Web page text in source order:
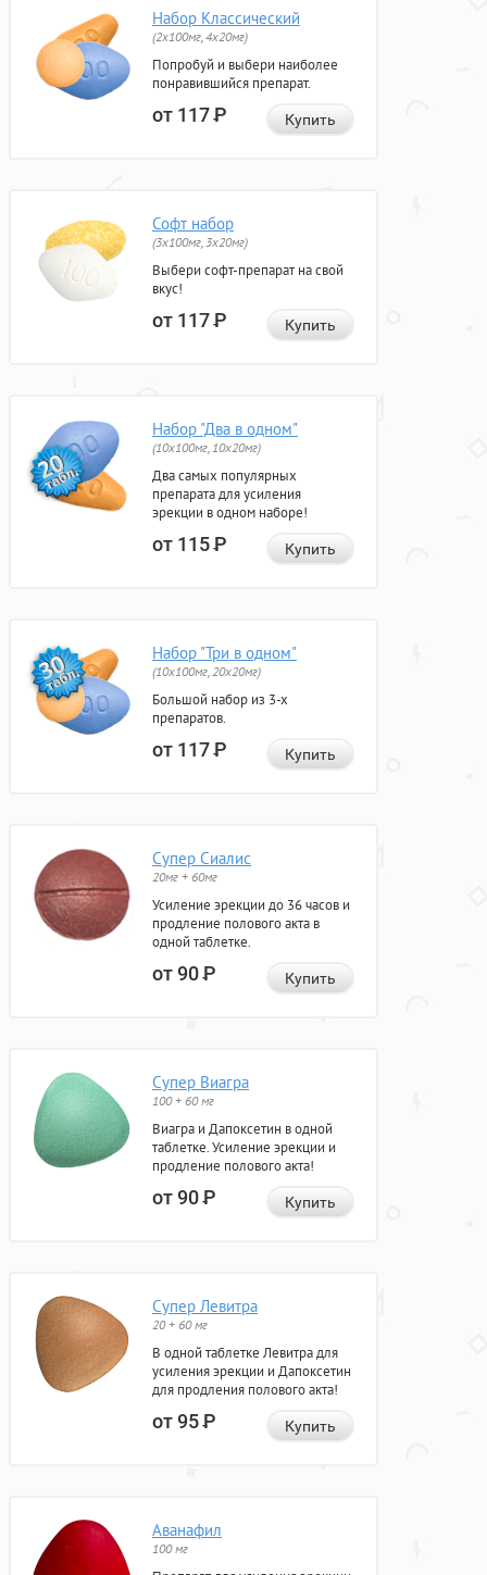
Набор Классический
(2x100мг, 4x20мг)
Попробуй и выбери наиболее
понравившийся препарат.
от 117Р Купить
Софт набор
(3x100мг, 3x20мг)
Выбери софт-препарат на свой
вкус!
от 117Р Купить
Набор "Два в одном"
(10x100мг, 10x20мг)
Два самых популярных
препарата для усиления
эрекции в одном наборе!
от 115Р Купить
Набор "Три в одном"
(10x100мг, 20x20мг)
Большой набор из 3-х
препаратов.
от 117Р Купить
Супер Сиалис
20мг + 60мг
Усиление эрекции до 36 часов и
продление полового акта в
одной таблетке.
от 90Р Купить
Супер Виагра
100 + 60 мг
Виагра и Дапоксетин в одной
таблетке. Усиление эрекции и
продление полового акта!
от 90Р Купить
Супер Левитра
20 + 60 мг
В одной таблетке Левитра для
усиления эрекции и Дапоксетин
для продления полового акта!
от 95Р Купить
Аванафил
100 мг